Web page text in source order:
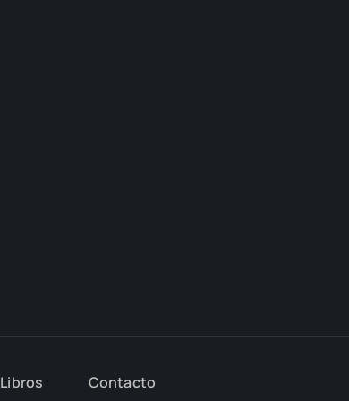
Libros Con­tac­to